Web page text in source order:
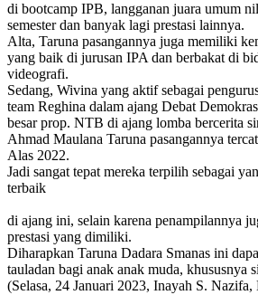
di bootcamp IPB, langganan juara umum
semester dan banyak lagi prestasi lainnya.
Alta, Taruna pasangannya juga memiliki
yang baik di jurusan IPA dan berbakat di
videografi.
Sedang, Wivina yang aktif sebagai
team Reghina dalam ajang Debat
besar prop. NTB di ajang lomba bercerita
Ahmad Maulana Taruna pasangannya
Alas 2022.
Jadi sangat tepat mereka terpilih sebagai
terbaik
di ajang ini, selain karena penampilannya
prestasi yang dimiliki.
Diharapkan Taruna Dadara Smanas ini
tauladan bagi anak anak muda, khususnya
(Selasa, 24 Januari 2023, Inayah S.